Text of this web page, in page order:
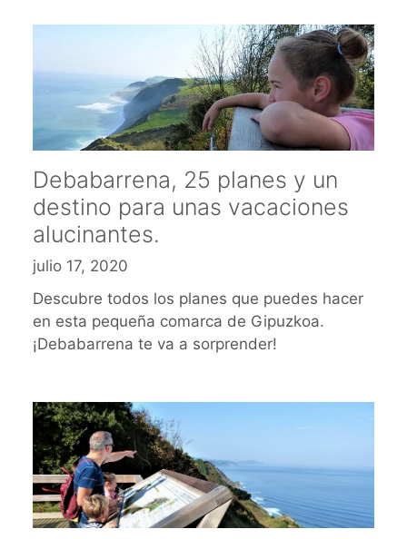
Debabarrena, 25 planes y un
destino para unas vacaciones
alucinantes.
julio 17, 2020
Descubre todos los planes que puedes hacer
en esta pequeña comarca de Gipuzkoa.
¡Debabarrena te va a sorprender!